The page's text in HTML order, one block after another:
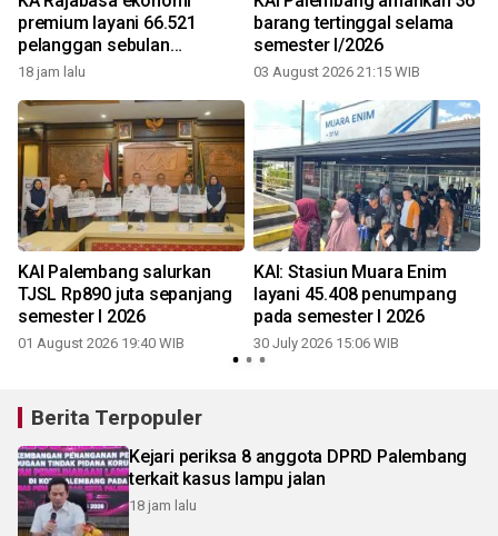
premium layani 66.521
pelanggan sebulan
beroperasi
18 jam lalu
barang tertinggal selama
semester I/2026
03 August 2026 21:15 WIB
KAI Palembang salurkan
TJSL Rp890 juta sepanjang
semester I 2026
01 August 2026 19:40 WIB
KAI: Stasiun Muara Enim
layani 45.408 penumpang
pada semester I 2026
30 July 2026 15:06 WIB
Berita Terpopuler
Kejari periksa 8 anggota DPRD Palembang
terkait kasus lampu jalan
18 jam lalu